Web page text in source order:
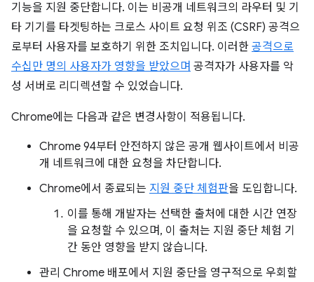
기능을 지원 중단합니다. 이는 비공개 네트워크의 라우터 및 기
타 기기를 타겟팅하는 크로스 사이트 요청 위조 (CSRF) 공격으
로부터 사용자를 보호하기 위한 조치입니다. 이러한 공격으로
수십만 명의 사용자가 영향을 받았으며 공격자가 사용자를 악
성 서버로 리디렉션할 수 있었습니다.
Chrome에는 다음과 같은 변경사항이 적용됩니다.
Chrome 94부터 안전하지 않은 공개 웹사이트에서 비공
개 네트워크에 대한 요청을 차단합니다.
Chrome에서 종료되는 지원 중단 체험판을 도입합니다.
이를 통해 개발자는 선택한 출처에 대한 시간 연장
을 요청할 수 있으며, 이 출처는 지원 중단 체험 기
간 동안 영향을 받지 않습니다.
관리 Chrome 배포에서 지원 중단을 영구적으로 우회할